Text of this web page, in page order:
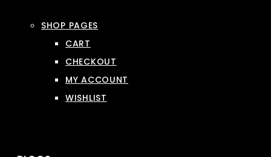
SHOP PAGES
CART
CHECKOUT
MY ACCOUNT
WISHLIST